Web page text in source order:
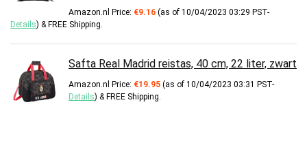
Amazon.nl Price: €9.16 (as of 10/04/2023 03:29 PST-
Details) & FREE Shipping.
Safta Real Madrid reistas, 40 cm, 22 liter, zwart
Amazon.nl Price: €19.95 (as of 10/04/2023 03:31 PST-
Details) & FREE Shipping.